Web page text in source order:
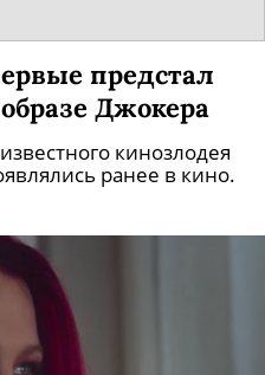
предстал
Джокера
кинозлодея
ранее в кино.